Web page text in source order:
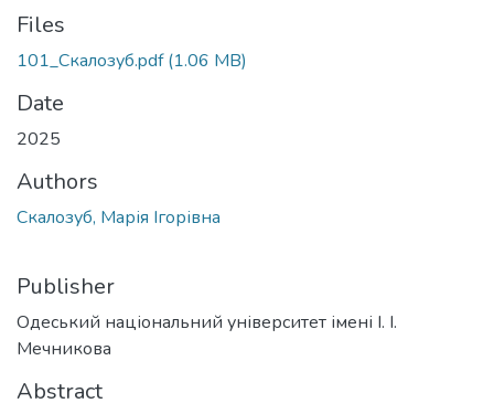
Files
101_Скалозуб.pdf(1.06 MB)
Date
2025
Authors
Скалозуб, Марія Ігорівна
Publisher
Одеський національний університет імені І. І.
Мечникова
Abstract